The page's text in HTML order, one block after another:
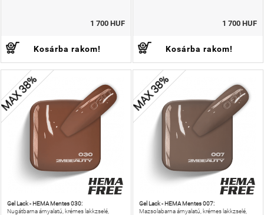
1 700 HUF
Kosárba rakom!
1 700 HUF
Kosárba rakom!
38%
Gel Lack - HEMA Mentes 030:
Nugátbarna árnyalatú, krémes lakkzselé,
MAX 38%
Gel Lack - HEMA Mentes 007:
Mazsolabarna árnyalatú, krémes lakkzselé,